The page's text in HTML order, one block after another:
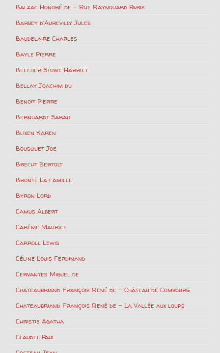
Balzac Honoré de – Rue Raynouard Paris
Barbey d'Aurevilly Jules
Baudelaire Charles
Bayle Pierre
Beecher Stowe Harriet
Bellay Joachim du
Benoit Pierre
Bernhardt Sarah
Blixen Karen
Bousquet Joe
Brecht Bertolt
Brontë La famille
Byron Lord
Camus Albert
Carême Maurice
Carroll Lewis
Céline Louis Ferdinand
Cervantes Miguel de
Chateaubriand François René de – Château de Combourg
Chateaubriand François René de – La Vallée aux loups
Christie Agatha
Claudel Paul